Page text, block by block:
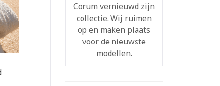
Corum vernieuwd zijn
collectie. Wij ruimen
op en maken plaats
voor de nieuwste
modellen.